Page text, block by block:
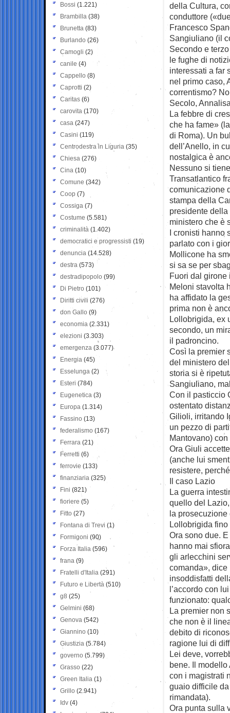
della Cultura,
conduttore
Francesco
Sangiuliano (il
Secondo e
le fughe di
interessati a far
nel primo caso,
correntismo?
Secolo,
La febbre di
che ha fame»
di Roma). Un
dell’Anello, in
nostalgica è
Nessuno si
Transatlantico
comunicazione
stampa della
presidente
ministero che è
I cronisti hanno
parlato con i
Mollicone ha
si sa se per
Fuori dal girone
Meloni stavolta
ha affidato la
prima non è
Lollobrigida, ex
secondo, un
il padroncino.
Così la premier
del ministero
storia si è
Sangiuliano,
Con il pasticcio
ostentato
Gilioli, irritando
un pezzo di
Mantovano)
Ora Giuli
(anche lui
resistere,
Il caso Lazio
La guerra
quello del
la prosecuzione
Lollobrigida
Ora sono due.
hanno mai
gli arlecchini
comanda»,
insoddisfatti
l’accordo con
funzionato:
La premier non
che non è il
debito di
ragione lui di
Lei deve,
bene. Il
con i magistrati
guaio difficile
rimandata).
Ora punta sulla
Bossi (1.221)
Brambilla (38)
Brunetta (83)
Burlando (26)
Camogli (2)
canile (4)
Cappello (8)
Caprotti (2)
Caritas (6)
carovita (170)
casa (247)
Casini (119)
Centrodestra in Liguria (35)
Chiesa (276)
Cina (10)
Comune (342)
Coop (7)
Cossiga (7)
Costume (5.581)
criminalità (1.402)
democratici e progressisti (19)
denuncia (14.528)
destra (573)
destradipopolo (99)
Di Pietro (101)
Diritti civili (276)
don Gallo (9)
economia (2.331)
elezioni (3.303)
emergenza (3.077)
Energia (45)
Esselunga (2)
Esteri (784)
Eugenetica (3)
Europa (1.314)
Fassino (13)
federalismo (167)
Ferrara (21)
Ferretti (6)
ferrovie (133)
finanziaria (325)
Fini (821)
fioriere (5)
Fitto (27)
Fontana di Trevi (1)
Formigoni (90)
Forza Italia (596)
frana (9)
Fratelli d'Italia (291)
Futuro e Libertà (510)
g8 (25)
Gelmini (68)
Genova (542)
Giannino (10)
Giustizia (5.784)
governo (5.799)
Grasso (22)
Green Italia (1)
Grillo (2.941)
Idv (4)